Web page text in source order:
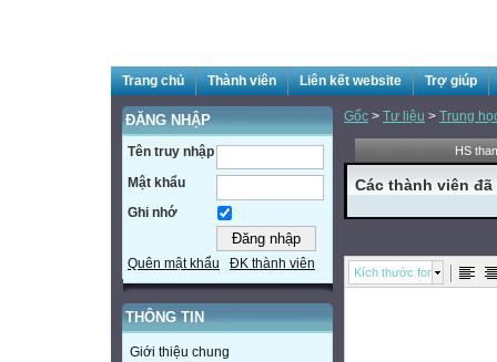
Trang chủ Thành viên Liên kết website Trợ giúp
ĐĂNG NHẬP
Tên truy nhập
Mật khẩu
Ghi nhớ
Quên mật khẩu ĐK thành viên
THÔNG TIN
Giới thiệu chung
Gốc > Tư liệu > Trung
HS
Các thành viên đã
Kích thước font